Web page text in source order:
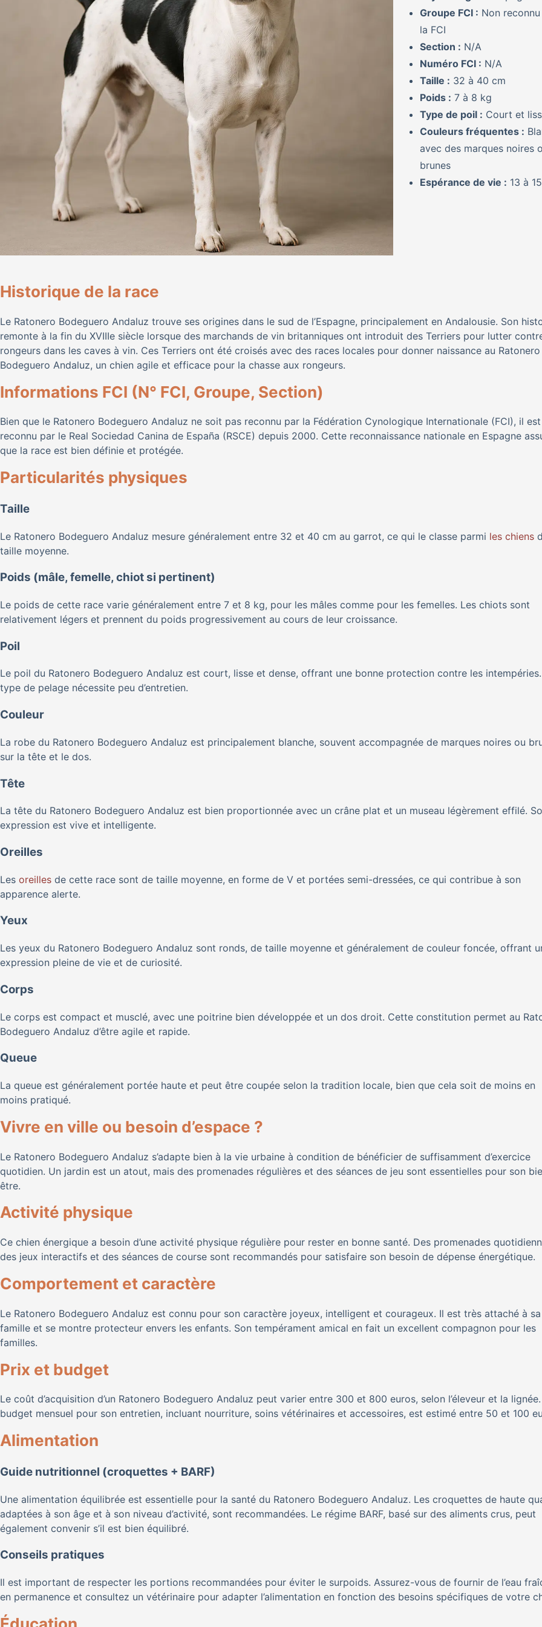
Groupe FCI : Non
la FCI
Section : N/A
Numéro FCI : N/A
Taille : 32 à 40 cm
Poids : 7 à 8 kg
Type de poil : Court et
Couleurs fréquentes :
avec des marques noires
brunes
Espérance de vie : 13 à
Historique de la race
Le Ratonero Bodeguero Andaluz trouve ses origines dans le sud de l’Espagne, principalement en Andalousie. Son
remonte à la fin du XVIIIe siècle lorsque des marchands de vin britanniques ont introduit des Terriers pour lutter
rongeurs dans les caves à vin. Ces Terriers ont été croisés avec des races locales pour donner naissance au Ratonero
Bodeguero Andaluz, un chien agile et efficace pour la chasse aux rongeurs.
Informations FCI (N° FCI, Groupe, Section)
Bien que le Ratonero Bodeguero Andaluz ne soit pas reconnu par la Fédération Cynologique Internationale (FCI), il est
reconnu par le Real Sociedad Canina de España (RSCE) depuis 2000. Cette reconnaissance nationale en Espagne
que la race est bien définie et protégée.
Particularités physiques
Taille
Le Ratonero Bodeguero Andaluz mesure généralement entre 32 et 40 cm au garrot, ce qui le classe parmi les chiens
taille moyenne.
Poids (mâle, femelle, chiot si pertinent)
Le poids de cette race varie généralement entre 7 et 8 kg, pour les mâles comme pour les femelles. Les chiots sont
relativement légers et prennent du poids progressivement au cours de leur croissance.
Poil
Le poil du Ratonero Bodeguero Andaluz est court, lisse et dense, offrant une bonne protection contre les
type de pelage nécessite peu d’entretien.
Couleur
La robe du Ratonero Bodeguero Andaluz est principalement blanche, souvent accompagnée de marques noires ou
sur la tête et le dos.
Tête
La tête du Ratonero Bodeguero Andaluz est bien proportionnée avec un crâne plat et un museau légèrement effilé.
expression est vive et intelligente.
Oreilles
Les oreilles de cette race sont de taille moyenne, en forme de V et portées semi-dressées, ce qui contribue à son
apparence alerte.
Yeux
Les yeux du Ratonero Bodeguero Andaluz sont ronds, de taille moyenne et généralement de couleur foncée, offrant
expression pleine de vie et de curiosité.
Corps
Le corps est compact et musclé, avec une poitrine bien développée et un dos droit. Cette constitution permet au
Bodeguero Andaluz d’être agile et rapide.
Queue
La queue est généralement portée haute et peut être coupée selon la tradition locale, bien que cela soit de moins en
moins pratiqué.
Vivre en ville ou besoin d’espace ?
Le Ratonero Bodeguero Andaluz s’adapte bien à la vie urbaine à condition de bénéficier de suffisamment d’exercice
quotidien. Un jardin est un atout, mais des promenades régulières et des séances de jeu sont essentielles pour son
être.
Activité physique
Ce chien énergique a besoin d’une activité physique régulière pour rester en bonne santé. Des promenades
des jeux interactifs et des séances de course sont recommandés pour satisfaire son besoin de dépense énergétique.
Comportement et caractère
Le Ratonero Bodeguero Andaluz est connu pour son caractère joyeux, intelligent et courageux. Il est très attaché à sa
famille et se montre protecteur envers les enfants. Son tempérament amical en fait un excellent compagnon pour les
familles.
Prix et budget
Le coût d’acquisition d’un Ratonero Bodeguero Andaluz peut varier entre 300 et 800 euros, selon l’éleveur et la
budget mensuel pour son entretien, incluant nourriture, soins vétérinaires et accessoires, est estimé entre 50 et 100
Alimentation
Guide nutritionnel (croquettes + BARF)
Une alimentation équilibrée est essentielle pour la santé du Ratonero Bodeguero Andaluz. Les croquettes de haute
adaptées à son âge et à son niveau d’activité, sont recommandées. Le régime BARF, basé sur des aliments crus, peut
également convenir s’il est bien équilibré.
Conseils pratiques
Il est important de respecter les portions recommandées pour éviter le surpoids. Assurez-vous de fournir de l’eau
en permanence et consultez un vétérinaire pour adapter l’alimentation en fonction des besoins spécifiques de votre